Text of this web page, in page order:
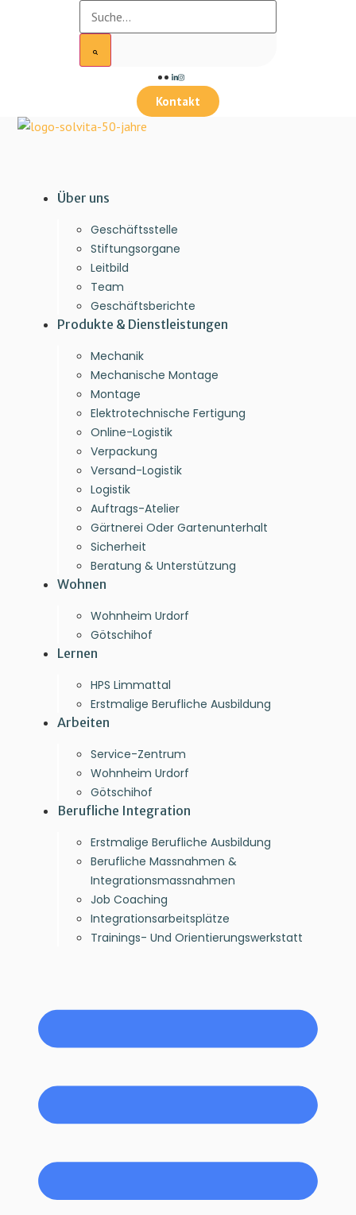
Kontakt
Über uns
Geschäftsstelle
Stiftungsorgane
Leitbild
Team
Geschäftsberichte
Produkte & Dienstleistungen
Mechanik
Mechanische Montage
Montage
Elektrotechnische Fertigung
Online-Logistik
Verpackung
Versand-Logistik
Logistik
Auftrags-Atelier
Gärtnerei Oder Gartenunterhalt
Sicherheit
Beratung & Unterstützung
Wohnen
Wohnheim Urdorf
Götschihof
Lernen
HPS Limmattal
Erstmalige Berufliche Ausbildung
Arbeiten
Service-Zentrum
Wohnheim Urdorf
Götschihof
Berufliche Integration
Erstmalige Berufliche Ausbildung
Berufliche Massnahmen &
Integrationsmassnahmen
Job Coaching
Integrationsarbeitsplätze
Trainings- Und Orientierungswerkstatt